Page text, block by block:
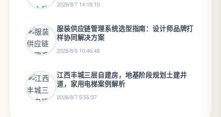
2026/8/7 14:18:10
服装供应链管理系统选型指南：设计师品牌打
样协同解决方案
2026/8/5 10:46:48
江西丰城三层自建房，地基阶段规划土建井
道，家用电梯案例解析
2026/8/7 5:55:37